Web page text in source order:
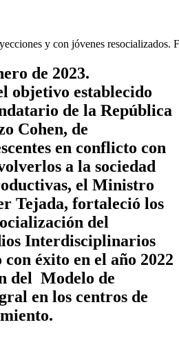
y con jóvenes resocializados.
de 2023.
objetivo establecido
de la República
Cohen, de
en conflicto con
a la sociedad
el Ministro
Tejada, fortaleció los
del
Interdisciplinarios
éxito en el año 2022
del Modelo de
en los centros de